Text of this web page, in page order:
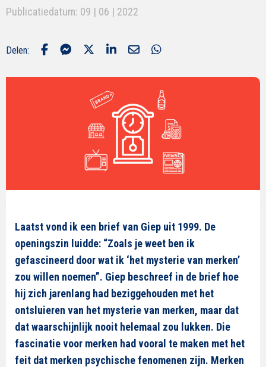
Publicatiedatum: 09 | 06 | 2022
Delen:
Laatst vond ik een brief van Giep uit 1999. De
openingszin luidde: “Zoals je weet ben ik
gefascineerd door wat ik ‘het mysterie van merken’
zou willen noemen”. Giep beschreef in de brief hoe
hij zich jarenlang had beziggehouden met het
ontsluieren van het mysterie van merken, maar dat
dat waarschijnlijk nooit helemaal zou lukken. Die
fascinatie voor merken had vooral te maken met het
feit dat merken psychische fenomenen zijn. Merken